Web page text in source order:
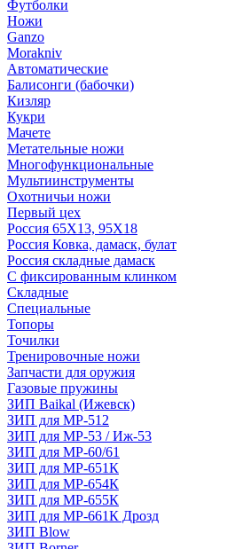
Футболки
Ножи
Ganzo
Morakniv
Автоматические
Балисонги (бабочки)
Кизляр
Кукри
Мачете
Метательные ножи
Многофункциональные
Мультиинструменты
Охотничьи ножи
Первый цех
Россия 65Х13, 95Х18
Россия Ковка, дамаск, булат
Россия складные дамаск
С фиксированным клинком
Складные
Специальные
Топоры
Точилки
Тренировочные ножи
Запчасти для оружия
Газовые пружины
ЗИП Baikal (Ижевск)
ЗИП для МР-512
ЗИП для МР-53 / Иж-53
ЗИП для МР-60/61
ЗИП для МР-651К
ЗИП для МР-654К
ЗИП для МР-655К
ЗИП для МР-661К Дрозд
ЗИП Blow